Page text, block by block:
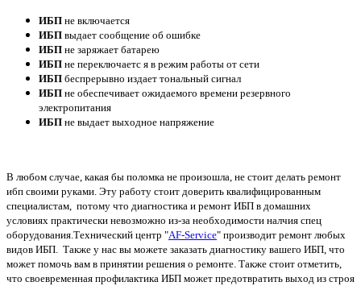
ИБП не включается
ИБП выдает сообщение об ошибке
ИБП не заряжает батарею
ИБП не переключаетс я в режим работы от сети
ИБП беспрерывно издает тональный сигнал
ИБП не обеспечивает ожидаемого времени резервного
электропитания
ИБП не выдает выходное напряжение
В любом случае, какая бы поломка не произошла, не стоит делать ремонт
ибп своими руками. Эту работу стоит доверить квалифицированным
специалистам, потому что диагностика и ремонт ИБП в домашних
условиях практически невозможно из-за необходимости налчия спец
оборудования.Технический центр "AF-Service" производит ремонт любых
видов ИБП. Также у нас вы можете заказать диагностику вашего ИБП, что
может помочь вам в принятии решения о ремонте. Также стоит отметить,
что своевременная профилактика ИБП может предотвратить выход из строя